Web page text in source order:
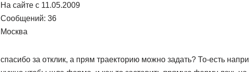
На сайте c 11.05.2009
Сообщений: 36
Москва
спасибо за отклик, а прям траекторию можно задать? То-есть